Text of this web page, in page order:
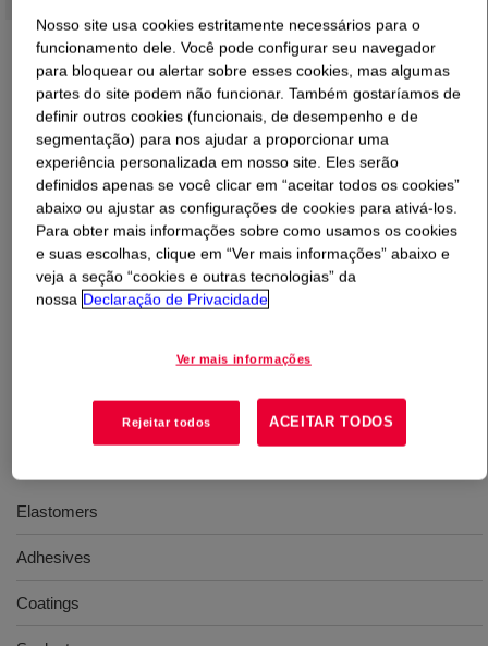
O que éVORANOL™ 2140 Polyol?
Um diol homopolímero iniciado por propilenoglicol e de
peso molecular 4000 Da com reatividade de baixa a
elastômeros, adesivos, revestimentos e selantes.
Elastomers
Adhesives
Coatings
Nosso site usa cookies estritamente necessários para o
funcionamento dele. Você pode configurar seu navegador
para bloquear ou alertar sobre esses cookies, mas algumas
partes do site podem não funcionar. Também gostaríamos de
definir outros cookies (funcionais, de desempenho e de
segmentação) para nos ajudar a proporcionar uma
experiência personalizada em nosso site. Eles serão
definidos apenas se você clicar em “aceitar todos os cookies”
abaixo ou ajustar as configurações de cookies para ativá-los.
Para obter mais informações sobre como usamos os cookies
e suas escolhas, clique em “Ver mais informações” abaixo e
veja a seção “cookies e outras tecnologias” da
nossa Declaração de Privacidade
Ver mais informações
Rejeitar todos ACEITAR TODOS